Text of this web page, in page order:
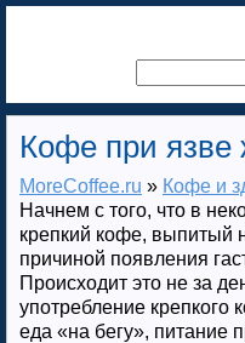
Кофе при язве
MoreCoffee.ru » Кофе и
Начнем с того, что в
крепкий кофе, выпитый
причиной появления
Происходит это не за
употребление крепкого
еда «на бегу», питание